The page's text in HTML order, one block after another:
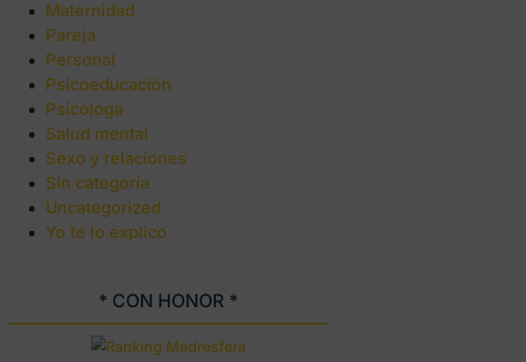
Maternidad
Pareja
Personal
Psicoeducación
Psicóloga
Salud mental
Sexo y relaciones
Sin categoría
Uncategorized
Yo te lo explico
* CON HONOR *